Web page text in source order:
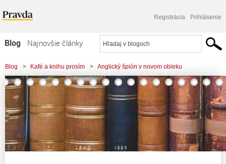
Registrácia Prihlásenie
Blog
Najnovšie články
Najčítanejšie články
Najkomentovanejšie články
Zoznam blogov
Komerčné blogy
Blog > Kafé a knihu prosím > Anglický špión v novom obleku